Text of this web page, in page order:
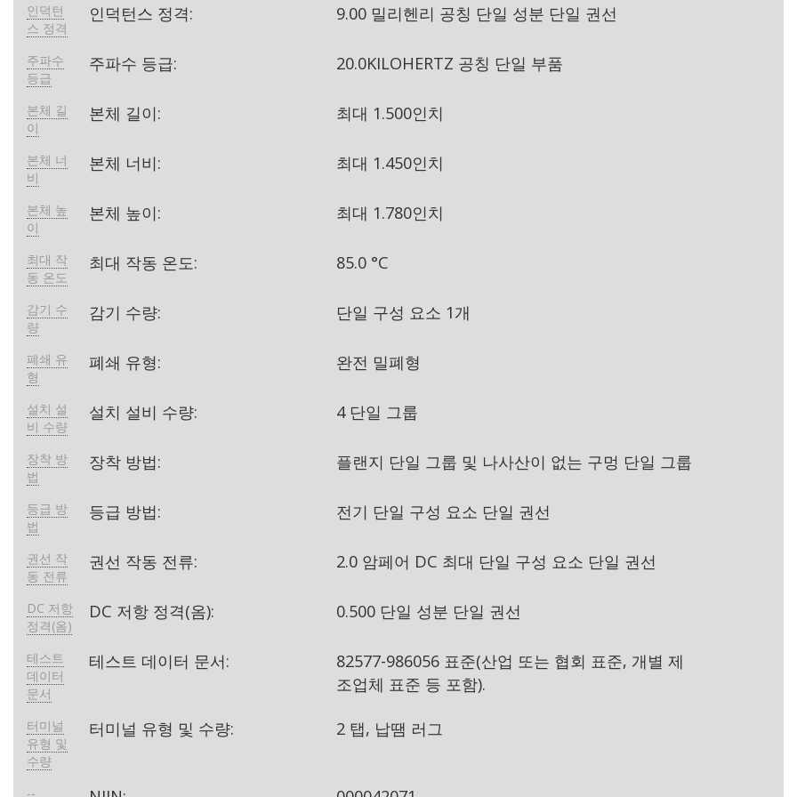
인덕턴
스 정격
인덕턴스 정격: 9.00 밀리헨리 공칭 단일 성분 단일 권선
주파수
등급
주파수 등급: 20.0KILOHERTZ 공칭 단일 부품
본체 길
이
본체 길이: 최대 1.500인치
본체 너
비
본체 너비: 최대 1.450인치
본체 높
이
본체 높이: 최대 1.780인치
최대 작
동 온도
최대 작동 온도: 85.0 °C
감기 수
량
감기 수량: 단일 구성 요소 1개
폐쇄 유
형
폐쇄 유형: 완전 밀폐형
설치 설
비 수량
설치 설비 수량: 4 단일 그룹
장착 방
법
장착 방법: 플랜지 단일 그룹 및 나사산이 없는 구멍 단일 그룹
등급 방
법
등급 방법: 전기 단일 구성 요소 단일 권선
권선 작
동 전류
권선 작동 전류: 2.0 암페어 DC 최대 단일 구성 요소 단일 권선
DC 저항
정격(옴)
DC 저항 정격(옴): 0.500 단일 성분 단일 권선
테스트
데이터
문서
테스트 데이터 문서:
82577-986056 표준(산업 또는 협회 표준, 개별 제
조업체 표준 등 포함).
터미널
유형 및
수량
터미널 유형 및 수량: 2 탭, 납땜 러그
--